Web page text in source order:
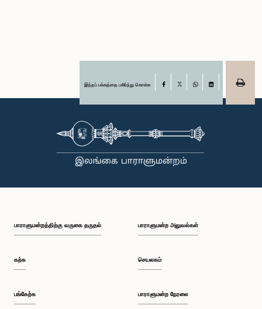
இந்தப் பக்கத்தை பகிர்ந்து கொள்க Facebook
பாராளுமன்றத்திற்கு வருகை தருதல்
கற்க
பங்கேற்க
பாராளுமன்ற அலுவல்கள்
செயலகம்
பாராளுமன்ற நேரலை